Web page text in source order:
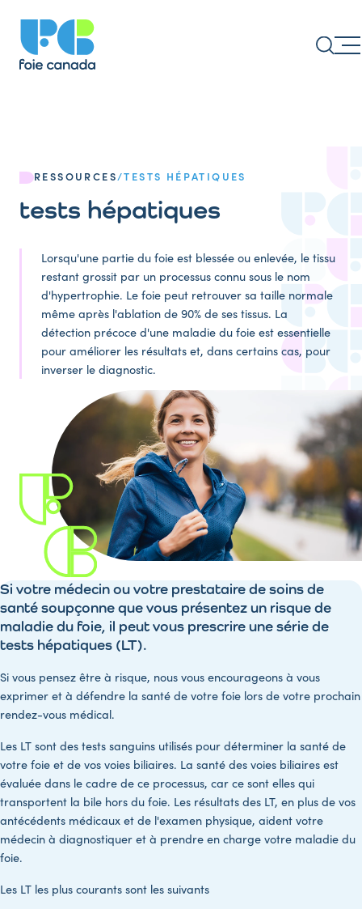
RESSOURCES/TESTS HÉPATIQUES
tests hépatiques
Lorsqu'une partie du foie est blessée ou enlevée, le tissu
restant grossit par un processus connu sous le nom
d'hypertrophie. Le foie peut retrouver sa taille normale
même après l'ablation de 90% de ses tissus. La
détection précoce d'une maladie du foie est essentielle
pour améliorer les résultats et, dans certains cas, pour
inverser le diagnostic.
Si votre médecin ou votre prestataire de soins de
santé soupçonne que vous présentez un risque de
maladie du foie, il peut vous prescrire une série de
tests hépatiques (LT).
Si vous pensez être à risque, nous vous encourageons à vous
exprimer et à défendre la santé de votre foie lors de votre prochain
rendez-vous médical.
Les LT sont des tests sanguins utilisés pour déterminer la santé de
votre foie et de vos voies biliaires. La santé des voies biliaires est
évaluée dans le cadre de ce processus, car ce sont elles qui
transportent la bile hors du foie. Les résultats des LT, en plus de vos
antécédents médicaux et de l'examen physique, aident votre
médecin à diagnostiquer et à prendre en charge votre maladie du
foie.
Les LT les plus courants sont les suivants